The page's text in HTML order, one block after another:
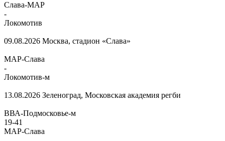
Слава-МАР
-
Локомотив
09.08.2026 Москва, стадион «Слава»
МАР-Слава
-
Локомотив-м
13.08.2026 Зеленоград, Московская академия регби
ВВА-Подмосковье-м
19-41
МАР-Слава